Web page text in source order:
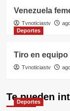
Venezuela
Tvnoticiastv
Deportes
Tiro en
Tvnoticiastv
Te pueden
Deportes